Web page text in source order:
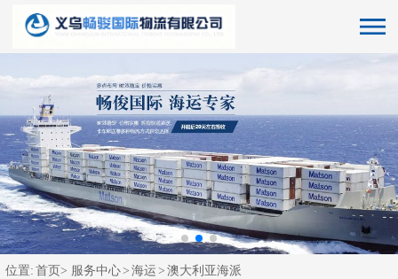
位置: 首页> 服务中心> 海运 > 澳大利亚海派